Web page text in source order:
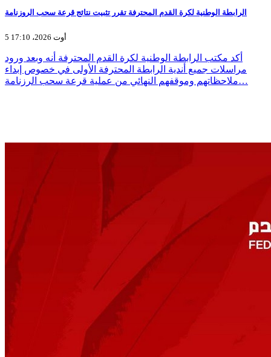
الرابطة الوطنية لكرة القدم المحترفة تقرر تثبيت نتائج قرعة سحب الروزنامة
5 أوت 2026، 17:10
أكد مكتب الرابطة الوطنية لكرة القدم المحترفة أنه وبعد ورود
مراسلات جميع أندية الرابطة المحترفة الأولى في خصوص إبداء
ملاحظاتهم وموقفهم النهائي من عملية قرعة سحب الرزنامة…